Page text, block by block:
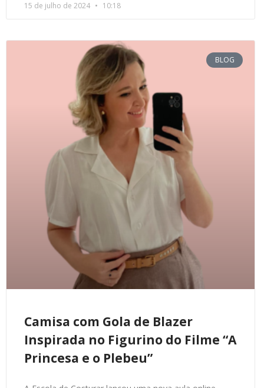
15 de julho de 2024 10:18
BLOG
Camisa com Gola de Blazer
Inspirada no Figurino do Filme “A
Princesa e o Plebeu”